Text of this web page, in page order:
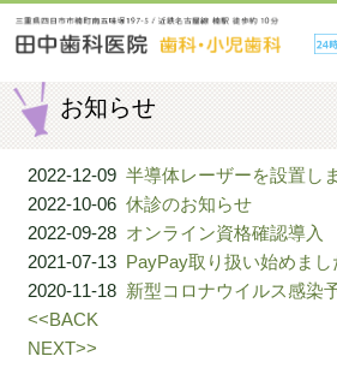
お知らせ
2022-12-09 半導体レーザーを設置し
2022-10-06 休診のお知らせ
2022-09-28 オンライン資格確認導入
2021-07-13 PayPay取り扱い始めまし
2020-11-18 新型コロナウイルス感染
<<BACK
NEXT>>